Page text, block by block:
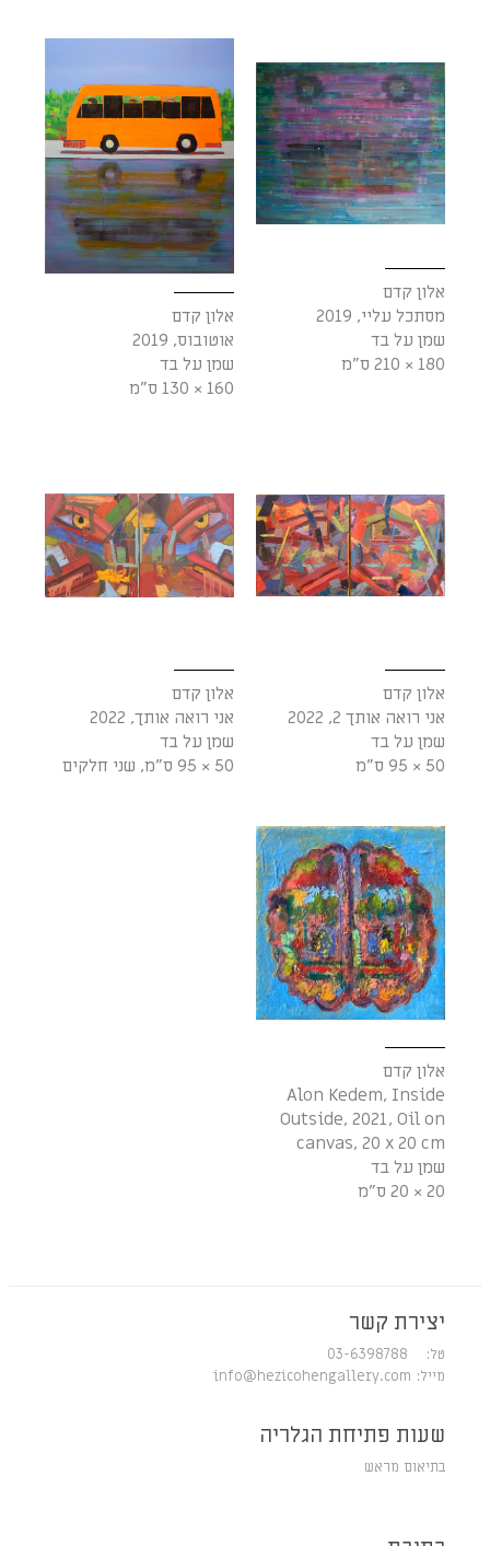
אלון קדם
מסתכל עליי, 2019
שמן על בד
180 × 210 ס"מ
אלון קדם
אוטובוס, 2019
שמן על בד
160 × 130 ס"מ
אלון קדם
אני רואה אותך 2, 2022
שמן על בד
50 × 95 ס"מ
אלון קדם
אני רואה אותך, 2022
שמן על בד
50 × 95 ס"מ, שני חלקים
אלון קדם
Alon Kedem, Inside
Outside, 2021, Oil on
canvas, 20 x 20 cm
שמן על בד
20 × 20 ס"מ
יצירת קשר
טל: 03-6398788
מייל: info@hezicohengallery.com
שעות פתיחת הגלריה
בתיאום מראש